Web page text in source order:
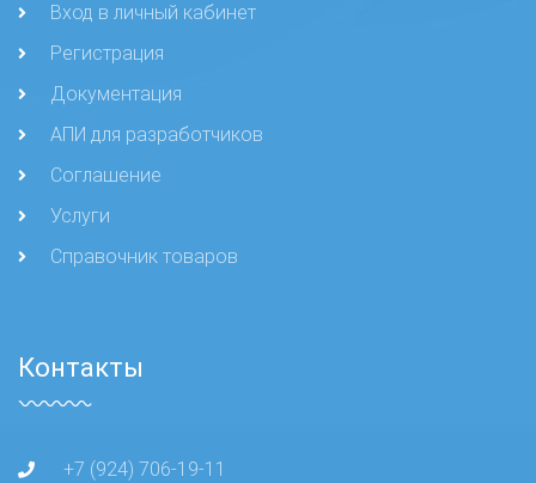
Вход в личный кабинет
Регистрация
Документация
АПИ для разработчиков
Соглашение
Услуги
Справочник товаров
Контакты
+7 (924) 706-19-11